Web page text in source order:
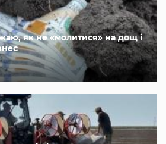
як не «молитися» на дощ і